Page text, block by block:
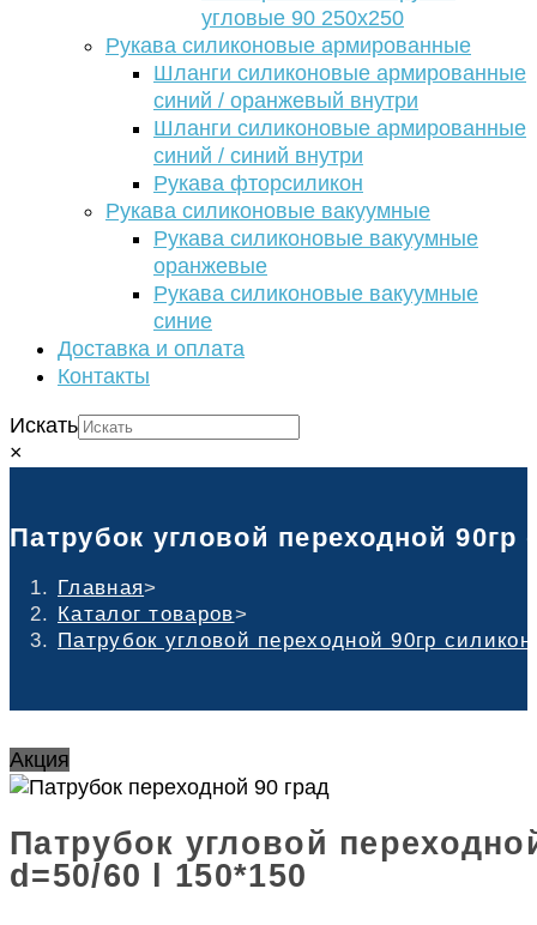
угловые 90 250х250
Рукава силиконовые армированные
Шланги силиконовые армированные
синий / оранжевый внутри
Шланги силиконовые армированные
синий / синий внутри
Рукава фторсиликон
Рукава силиконовые вакуумные
Рукава силиконовые вакуумные
оранжевые
Рукава силиконовые вакуумные
синие
Доставка и оплата
Контакты
Искать
×
Патрубок угловой переходной 90гр
Главная>
Каталог товаров>
Патрубок угловой переходной 90гр
Акция
Патрубок угловой
d=50/60 l 150*150